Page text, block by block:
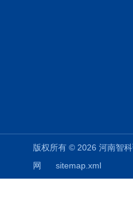
版权所有 © 2026 河南智
网
sitemap.xml